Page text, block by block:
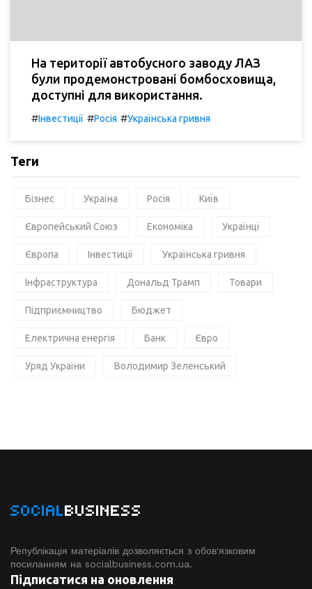
На території автобусного заводу ЛАЗ
були продемонстровані бомбосховища,
доступні для використання.
#Інвестиції #Росія #Українська гривня
Теги
Бізнес Україна Росія Київ
Європейський Союз Економіка Українці
Європа Інвестиції Українська гривня
Інфраструктура Дональд Трамп Товари
Підприємництво Бюджет
Електрична енергія Банк Євро
Уряд України Володимир Зеленський
SOCIALBUSINESS
Републікація матеріалів дозволяється з обов'язковим
посиланням на socialbusiness.com.ua.
Підписатися на оновлення